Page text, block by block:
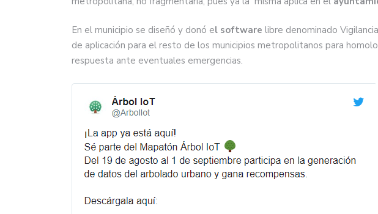
En el municipio se diseñó y donó el software libre denominado
de aplicación para el resto de los municipios metropolitanos para
respuesta ante eventuales emergencias.